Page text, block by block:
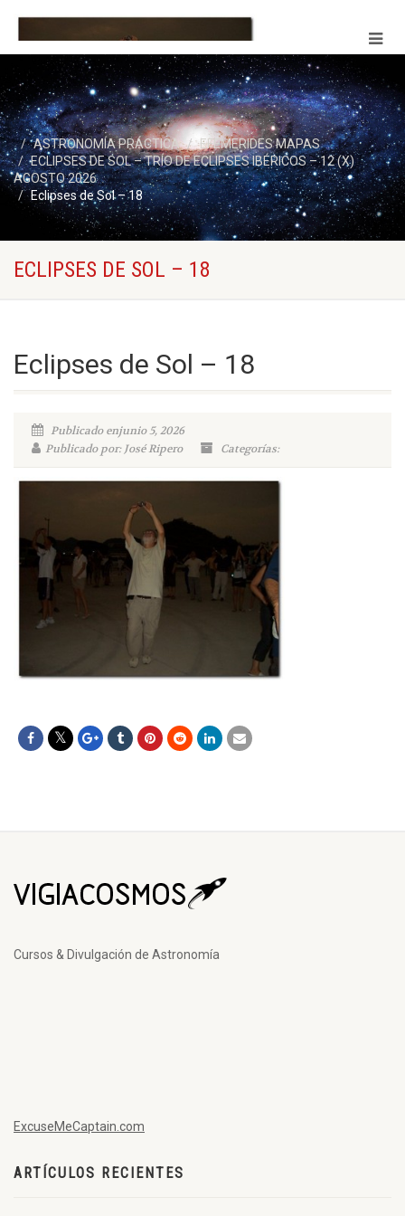
ASTRONOMÍA PRÁCTICA
EFEMERIDES MAPAS
ECLIPSES DE SOL – TRÍO DE ECLIPSES IBÉRICOS – 12 (X)
AGOSTO 2026
Eclipses de Sol – 18
ECLIPSES DE SOL – 18
Eclipses de Sol – 18
Publicado enjunio 5, 2026
Publicado por: José Ripero
Categorías:
Cursos & Divulgación de Astronomía
ExcuseMeCaptain.com
ARTÍCULOS RECIENTES